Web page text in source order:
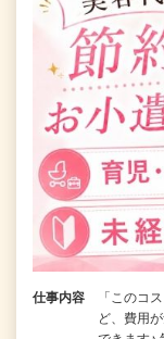
仕事内容
「このコ
ど、費用